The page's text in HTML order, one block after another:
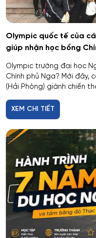
Olympic quốc tế của
giúp nhận học bổng
Olympic trường đại học
Chính phủ Nga? Mới đây,
(Hải Phòng) giành chiến
XEM CHI TIẾT